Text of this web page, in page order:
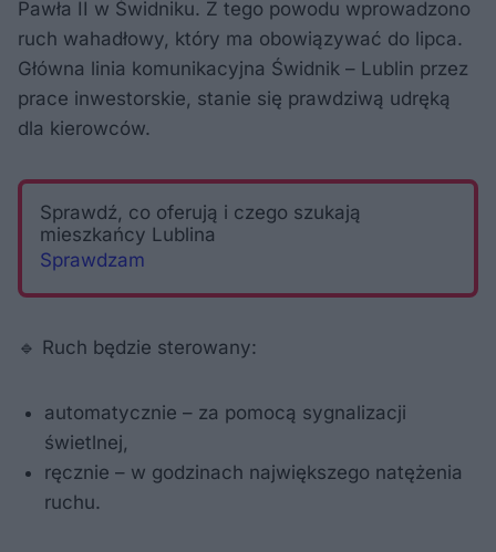
Pawła II w Świdniku. Z tego powodu wprowadzono
ruch wahadłowy, który ma obowiązywać do lipca.
Główna linia komunikacyjna Świdnik – Lublin przez
prace inwestorskie, stanie się prawdziwą udręką
dla kierowców.
Sprawdź, co oferują i czego szukają
mieszkańcy Lublina
Sprawdzam
🔹 Ruch będzie sterowany:
automatycznie – za pomocą sygnalizacji
świetlnej,
ręcznie – w godzinach największego natężenia
ruchu.